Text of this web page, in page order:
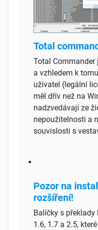
Total
Total Commander
a vzhledem k
uživatel (legální
měl dřív než na
nadzvedávají ze
nepoužitelnosti a
souvislosti s
Pozor na
rozšíření!
Balíčky s
1.6, 1.7 a 2.5,